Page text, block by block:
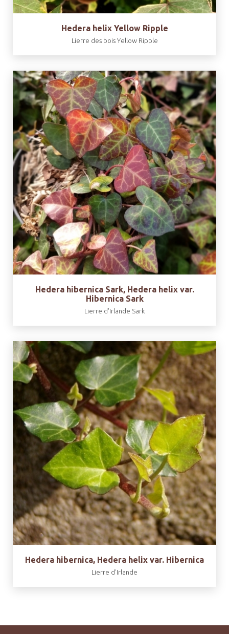
Hedera helix Yellow Ripple
Lierre des bois Yellow Ripple
Hedera hibernica Sark, Hedera helix var.
Hibernica Sark
Lierre d'Irlande Sark
Hedera hibernica, Hedera helix var. Hibernica
Lierre d'Irlande